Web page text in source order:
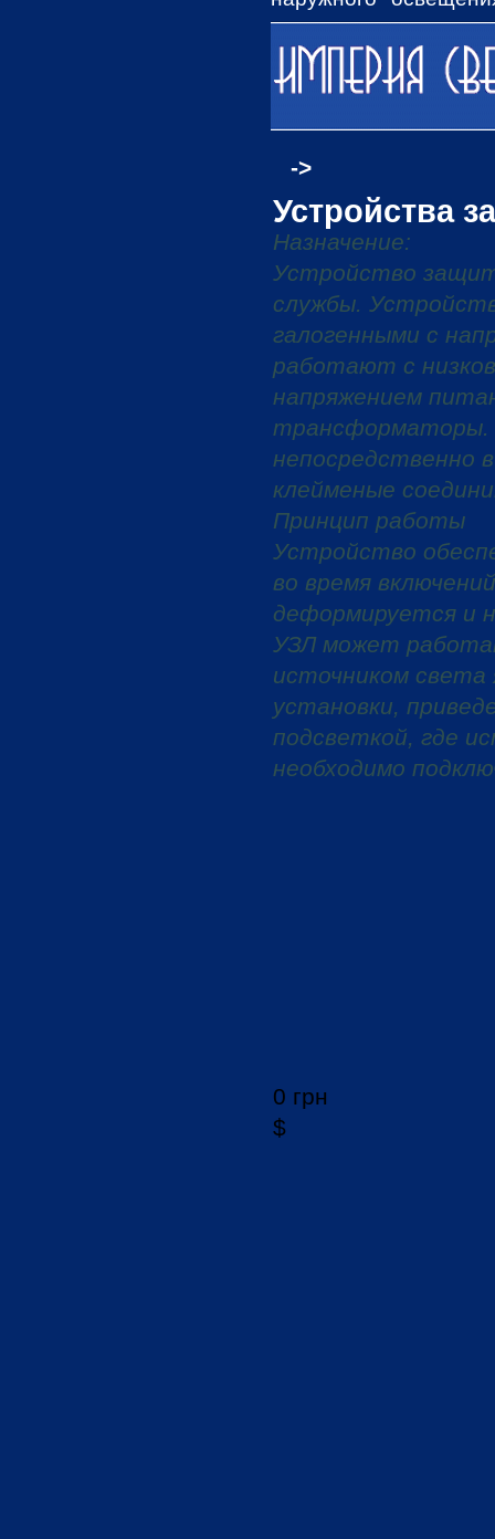
товары на сайте,
->
Устройства
Назначение:
Устройство
службы.
галогенными с
работают с
напряжением
трансформаторы.
непосредственно
клейменые
Принцип работы
Устройство
во время
деформируется и
УЗЛ может
источником света
установки,
подсветкой, где
необходимо
0 грн
$